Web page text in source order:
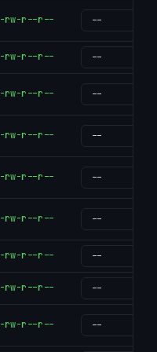
-rw-r--r--
-rw-r--r--
-rw-r--r--
-rw-r--r--
-rw-r--r--
-rw-r--r--
-rw-r--r--
-rw-r--r--
-rw-r--r--